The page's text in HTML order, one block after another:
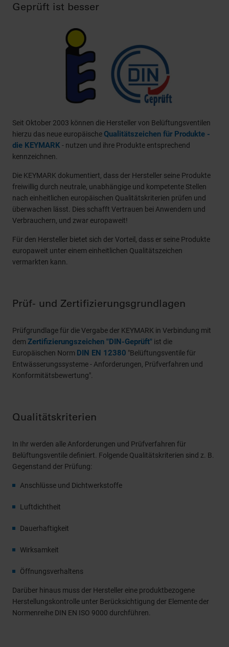
Geprüft ist besser
Seit Oktober 2003 können die Hersteller von Belüftungsventilen
hierzu das neue europäischeQualitätszeichen für Produkte -
die KEYMARK - nutzen und ihre Produkte entsprechend
kennzeichnen.
Die KEYMARK dokumentiert, dass der Hersteller seine Produkte
freiwillig durch neutrale, unabhängige und kompetente Stellen
nach einheitlichen europäischen Qualitätskriterien prüfen und
überwachen lässt. Dies schafft Vertrauen bei Anwendern und
Verbrauchern, und zwar europaweit!
Für den Hersteller bietet sich der Vorteil, dass er seine Produkte
europaweit unter einem einheitlichen Qualitätszeichen
vermarkten kann.
Prüf- und Zertifizierungsgrundlagen
Prüfgrundlage für die Vergabe der KEYMARK in Verbindung mit
dem Zertifizierungszeichen "DIN-Geprüft" ist die
Europäischen Norm DIN EN 12380 "Belüftungsventile für
Entwässerungssysteme - Anforderungen, Prüfverfahren und
Konformitätsbewertung".
Qualitätskriterien
In Ihr werden alle Anforderungen und Prüfverfahren für
Belüftungsventile definiert. Folgende Qualitätskriterien sind z. B.
Gegenstand der Prüfung:
Anschlüsse und Dichtwerkstoffe
Luftdichtheit
Dauerhaftigkeit
Wirksamkeit
Öffnungsverhaltens
Darüber hinaus muss der Hersteller eine produktbezogene
Herstellungskontrolle unter Berücksichtigung der Elemente der
Normenreihe DIN EN ISO 9000 durchführen.